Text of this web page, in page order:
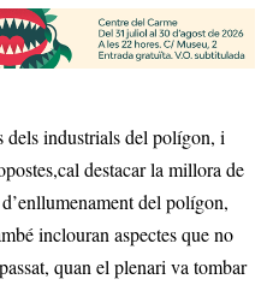
dels industrials del polígon, i
destacar la millora de
del polígon,
inclouran aspectes que no
quan el plenari va tombar